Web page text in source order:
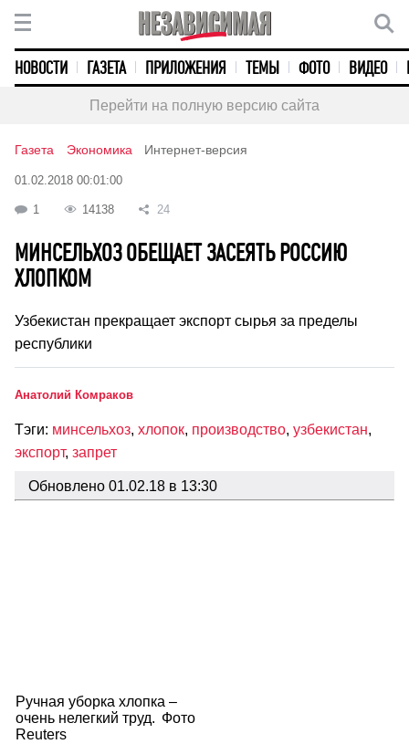
НОВОСТИ ГАЗЕТА ПРИЛОЖЕНИЯ ТЕМЫ ФОТО ВИДЕО
Перейти на полную версию сайта
Газета Экономика Интернет-версия
01.02.2018 00:01:00
1 14138 24
МИНСЕЛЬХОЗ ОБЕЩАЕТ ЗАСЕЯТЬ РОССИЮ
ХЛОПКОМ
Узбекистан прекращает экспорт сырья за пределы
республики
Анатолий Комраков
Тэги: минсельхоз, хлопок, производство, узбекистан,
экспорт, запрет
Обновлено 01.02.18 в 13:30
Ручная уборка хлопка –
очень нелегкий труд. Фото
Reuters